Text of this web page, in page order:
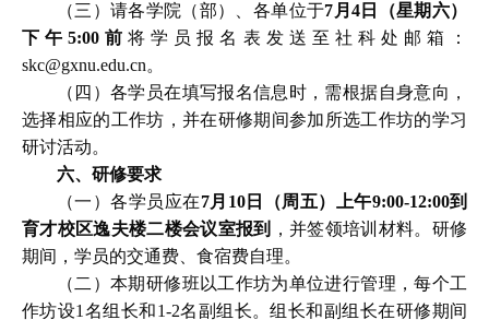
（三）请各学院（部）、各单位于7月4日（星期六）
下午5:00前将学员报名表发送至社科处邮箱：
skc@gxnu.edu.cn。
（四）各学员在填写报名信息时，需根据自身意向，
选择相应的工作坊，并在研修期间参加所选工作坊的学习
研讨活动。
六、研修要求
（一）各学员应在7月10日（周五）上午9:00-12:00到
育才校区逸夫楼二楼会议室报到
，并签领培训材料。研修
期间，学员的交通费、食宿费自理。
（二）本期研修班以工作坊为单位进行管理，每个工
作坊设1名组长和1-2名副组长。组长和副组长在研修期间